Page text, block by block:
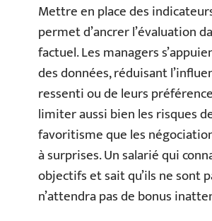
Mettre en place des
permet d’ancrer l’évaluation
factuel. Les managers
des données, réduisant
ressenti ou de leurs
limiter aussi bien les risques
favoritisme que les
à surprises. Un salarié qui
objectifs et sait qu’ils ne sont
n’attendra pas de bonus